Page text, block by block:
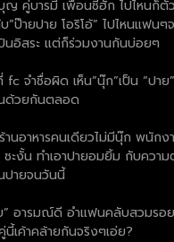
ญ คู่บารมี เพื่อนซี้ฮัก ไปไหนก็
ป๊ายปาย โอริโอ้” ไปไหนแฟนๆ
นอิสระ แต่ก็ร่วมงานกันบ่อยๆ
จำชื่อผิด เห็น”นุ๊ก”เป็น “ปาย”
นด้วยกันตลอด
านอาหารคนเดียวไม่มีนุ๊ก พนักง
ซะงั้น ทำเอาปายอมยิ้ม กับคว
ปายจนวันนี้
” อารมณ์ดี อำแฟนคลับสวมรอ
เค้าคล้ายกันจริงๆเอ่ย?